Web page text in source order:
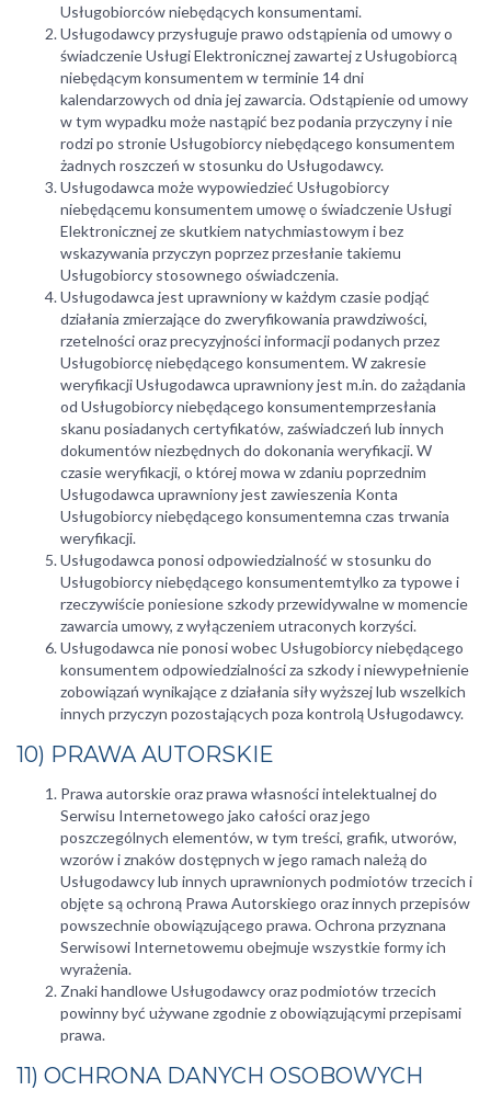
Usługobiorców niebędących konsumentami.
Usługodawcy przysługuje prawo odstąpienia od umowy o
świadczenie Usługi Elektronicznej zawartej z Usługobiorcą
niebędącym konsumentem w terminie 14 dni
kalendarzowych od dnia jej zawarcia. Odstąpienie od umowy
w tym wypadku może nastąpić bez podania przyczyny i nie
rodzi po stronie Usługobiorcy niebędącego konsumentem
żadnych roszczeń w stosunku do Usługodawcy.
Usługodawca może wypowiedzieć Usługobiorcy
niebędącemu konsumentem umowę o świadczenie Usługi
Elektronicznej ze skutkiem natychmiastowym i bez
wskazywania przyczyn poprzez przesłanie takiemu
Usługobiorcy stosownego oświadczenia.
Usługodawca jest uprawniony w każdym czasie podjąć
działania zmierzające do zweryfikowania prawdziwości,
rzetelności oraz precyzyjności informacji podanych przez
Usługobiorcę niebędącego konsumentem. W zakresie
weryfikacji Usługodawca uprawniony jest m.in. do zażądania
od Usługobiorcy niebędącego konsumentemprzesłania
skanu posiadanych certyfikatów, zaświadczeń lub innych
dokumentów niezbędnych do dokonania weryfikacji. W
czasie weryfikacji, o której mowa w zdaniu poprzednim
Usługodawca uprawniony jest zawieszenia Konta
Usługobiorcy niebędącego konsumentemna czas trwania
weryfikacji.
Usługodawca ponosi odpowiedzialność w stosunku do
Usługobiorcy niebędącego konsumentemtylko za typowe i
rzeczywiście poniesione szkody przewidywalne w momencie
zawarcia umowy, z wyłączeniem utraconych korzyści.
Usługodawca nie ponosi wobec Usługobiorcy niebędącego
konsumentem odpowiedzialności za szkody i niewypełnienie
zobowiązań wynikające z działania siły wyższej lub wszelkich
innych przyczyn pozostających poza kontrolą Usługodawcy.
10) PRAWA AUTORSKIE
Prawa autorskie oraz prawa własności intelektualnej do
Serwisu Internetowego jako całości oraz jego
poszczególnych elementów, w tym treści, grafik, utworów,
wzorów i znaków dostępnych w jego ramach należą do
Usługodawcy lub innych uprawnionych podmiotów trzecich i
objęte są ochroną Prawa Autorskiego oraz innych przepisów
powszechnie obowiązującego prawa. Ochrona przyznana
Serwisowi Internetowemu obejmuje wszystkie formy ich
wyrażenia.
Znaki handlowe Usługodawcy oraz podmiotów trzecich
powinny być używane zgodnie z obowiązującymi przepisami
prawa.
11) OCHRONA DANYCH OSOBOWYCH